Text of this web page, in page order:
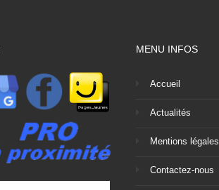
MENU INFOS
Accueil
Actualités
Mentions légales
Contactez-nous